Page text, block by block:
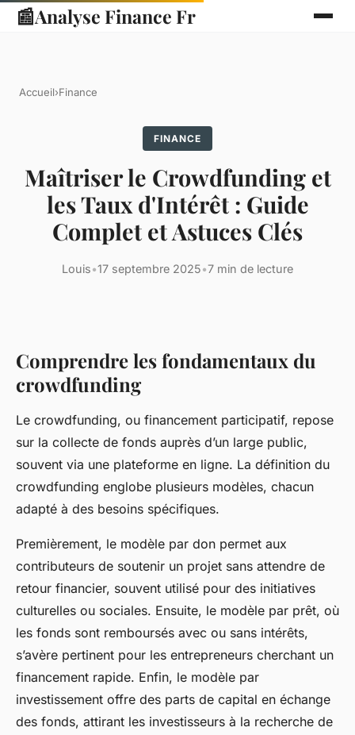
📰Analyse Finance Fr
Accueil›Finance
FINANCE
Maîtriser le Crowdfunding et
les Taux d'Intérêt : Guide
Complet et Astuces Clés
Louis•17 septembre 2025•7 min de lecture
Comprendre les fondamentaux du
crowdfunding
Le crowdfunding, ou financement participatif, repose
sur la collecte de fonds auprès d’un large public,
souvent via une plateforme en ligne. La définition du
crowdfunding englobe plusieurs modèles, chacun
adapté à des besoins spécifiques.
Premièrement, le modèle par don permet aux
contributeurs de soutenir un projet sans attendre de
retour financier, souvent utilisé pour des initiatives
culturelles ou sociales. Ensuite, le modèle par prêt, où
les fonds sont remboursés avec ou sans intérêts,
s’avère pertinent pour les entrepreneurs cherchant un
financement rapide. Enfin, le modèle par
investissement offre des parts de capital en échange
des fonds, attirant les investisseurs à la recherche de